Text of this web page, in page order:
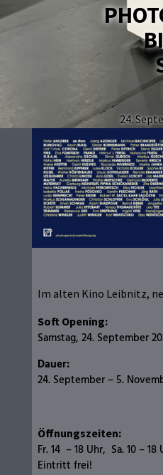
24.
Im alten Kino Leibnitz,
Soft Opening:
Samstag, 24. September
Dauer:
24. September – 5.
Öffnungszeiten:
Fr. 14 – 18 Uhr, Sa. 10 – 18
Eintritt frei!